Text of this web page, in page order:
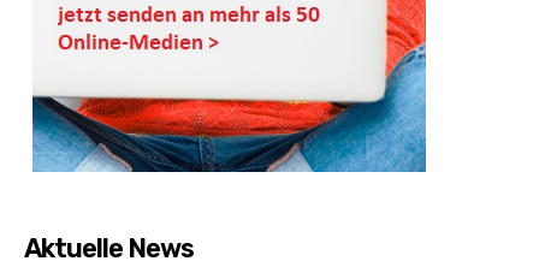
Aktuelle News